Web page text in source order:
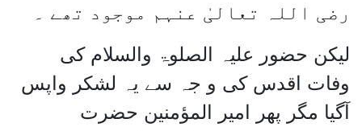
رضی اللہ تعالیٰ عنہم موجود تھے ۔
لیکن حضور علیہ الصلوۃ والسلام کی
وفات اقدس کی و جہ سے یہ لشکر واپس
آگیا مگر پھر امیر المؤمنین حضرت